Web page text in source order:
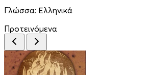
Γλώσσα: Ελληνικά
Προτεινόμενα